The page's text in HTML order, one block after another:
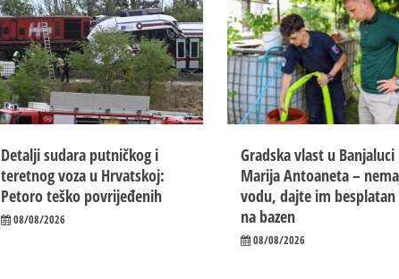
Detalji sudara putničkog i
teretnog voza u Hrvatskoj:
Petoro teško povrijeđenih
08/08/2026
Gradska vlast u Banjaluci
Marija Antoaneta –
vodu, dajte im besplatan
na bazen
08/08/2026